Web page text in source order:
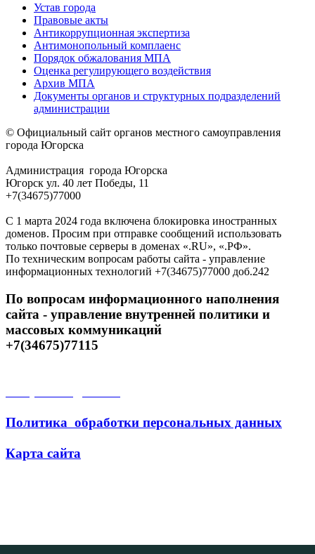
Устав города
Правовые акты
Антикоррупционная экспертиза
Антимонопольный комплаенс
Порядок обжалования МПА
Оценка регулирующего воздействия
Архив МПА
Документы органов и структурных подразделений
администрации
© Официальный сайт органов местного самоуправления
города Югорска
Администрация города Югорска
Югорск ул. 40 лет Победы, 11
+7(34675)77000
С 1 марта 2024 года включена блокировка иностранных
доменов. Просим при отправке сообщений использовать
только почтовые серверы в доменах «.RU», «.РФ».
По техническим вопросам работы сайта - управление
информационных технологий +7(34675)77000 доб.242
По вопросам информационного наполнения
сайта - управление внутренней политики и
массовых коммуникаций
+7(34675)77115
Политика обработки персональных данных
Карта сайта